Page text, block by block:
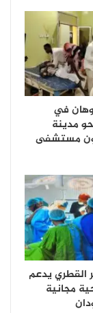
توهان في
مدينة
مستشفى
القطري يدعم
مجانية